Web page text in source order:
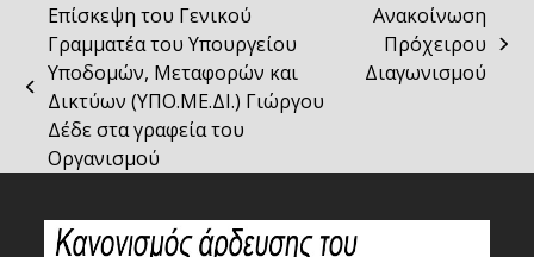
previous
post:
Επίσκεψη του Γενικού
Γραμματέα του Υπουργείου
Υποδομών, Μεταφορών και
Δικτύων (ΥΠΟ.ΜΕ.ΔΙ.) Γιώργου
Δέδε στα γραφεία του
Οργανισμού
next
post:
Ανακοίνωση
Πρόχειρου
Διαγωνισμού